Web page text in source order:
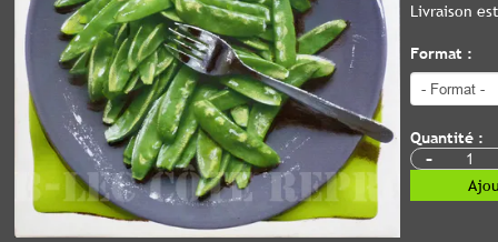
Livraison
Format :
Quantité :
-